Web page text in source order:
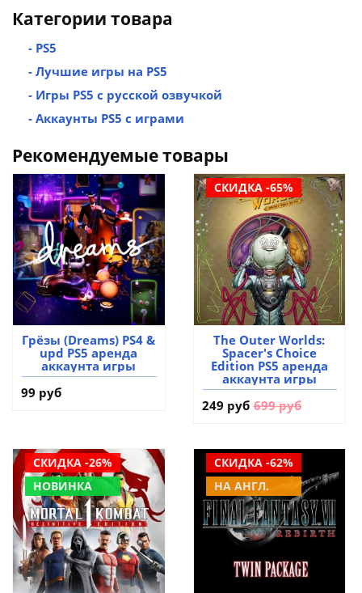
Категории товара
- PS5
- Лучшие игры на PS5
- Игры PS5 с русской озвучкой
- Аккаунты PS5 с играми
Рекомендуемые товары
Грёзы (Dreams) PS4 &
upd PS5 аренда
аккаунта игры
99 руб
СКИДКА -65%
The Outer Worlds:
Spacer's Choice
Edition PS5 аренда
аккаунта игры
249 руб 699 руб
СКИДКА -26%
НОВИНКА
СКИДКА -62%
НА АНГЛ.